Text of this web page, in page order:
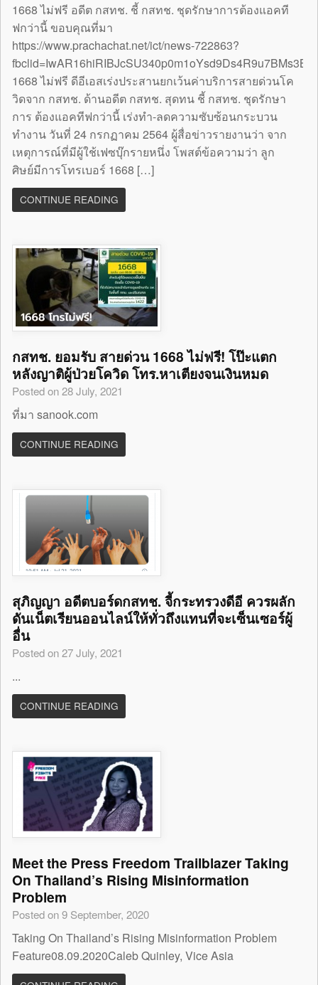
1668 ไม่ฟรี อดีต กสทช. ชี้ กสทช. ชุดรักษาการต้องแอคที
ฟกว่านี้ ขอบคุณที่มา
https://www.prachachat.net/ict/news-722863?
1668 ไม่ฟรี ดีอีเอสเร่งประสานยกเว้นค่าบริการสายด่วนโค
วิดจาก กสทช. ด้านอดีต กสทช. สุดทน ชี้ กสทช. ชุดรักษา
การ ต้องแอคทีฟกว่านี้ เร่งทำ-ลดความซับซ้อนกระบวน
ทำงาน วันที่ 24 กรกฏาคม 2564 ผู้สื่อข่าวรายงานว่า จาก
เหตุการณ์ที่มีผู้ใช้เฟซบุ๊กรายหนึ่ง โพสต์ข้อความว่า ลูก
ศิษย์มีการโทรเบอร์ 1668 […]
CONTINUE READING
กสทช. ยอมรับ สายด่วน 1668 ไม่ฟรี! โป๊ะแตก
หลังญาติผู้ป่วยโควิด โทร.หาเตียงจนเงินหมด
Posted on 28 July, 2021
ที่มา sanook.com
CONTINUE READING
สุภิญญา อดีตบอร์ดกสทช. จี้กระทรวงดีอี ควรผลัก
ดันเน็ตเรียนออนไลน์ให้ทั่วถึงแทนที่จะเซ็นเซอร์ผู้
อื่น
Posted on 27 July, 2021
...
CONTINUE READING
Meet the Press Freedom Trailblazer Taking
On Thailand’s Rising Misinformation
Problem
Posted on 9 September, 2020
Taking On Thailand’s Rising Misinformation Problem
Feature08.09.2020Caleb Quinley, Vice Asia